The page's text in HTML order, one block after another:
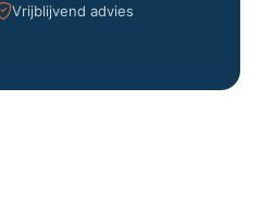
Vrijblijvend advies